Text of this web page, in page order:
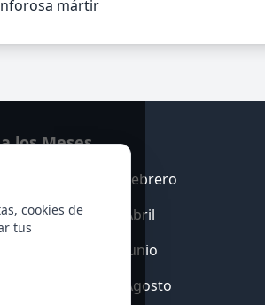
mártir
cookies de
tus
los Meses
Febrero
Abril
Junio
Agosto